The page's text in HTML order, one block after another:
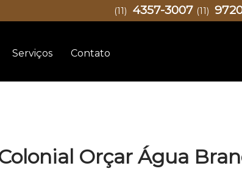
Serviços Contato
(11) 4357-3007 (11)
Orçar Água